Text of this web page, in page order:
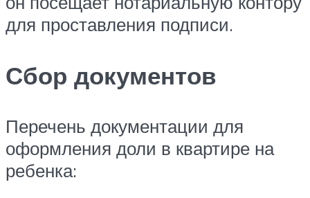
для проставления подписи.
Сбор документов
Перечень документации для
оформления доли в квартире на
ребенка: